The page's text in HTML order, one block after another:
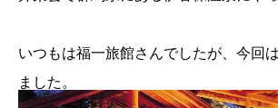
いつもは福一旅館さんでしたが、今回
ました。